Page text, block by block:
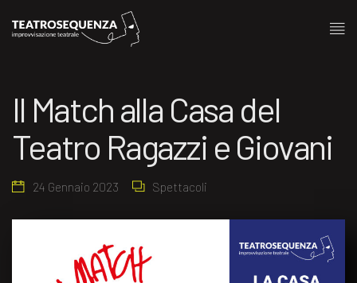
Il Match alla Casa del
Teatro Ragazzi e Giovani
24 Gennaio 2023 Spettacoli